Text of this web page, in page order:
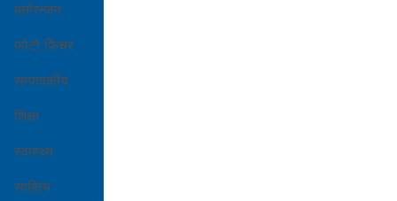
मनोरन्जन
फोटो फिचर
सम्पादकीय
शिक्षा
स्वास्थ्य
साहित्य